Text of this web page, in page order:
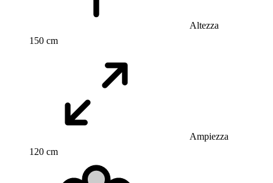
Altezza
150 cm
Ampiezza
120 cm